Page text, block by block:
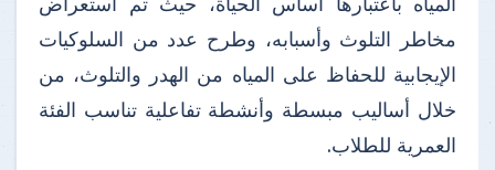
مخاطر التلوث وأسبابه، وطرح عدد من السلوكيات
الإيجابية للحفاظ على المياه من الهدر والتلوث، من
خلال أساليب مبسطة وأنشطة تفاعلية تناسب الفئة
العمرية للطلاب.